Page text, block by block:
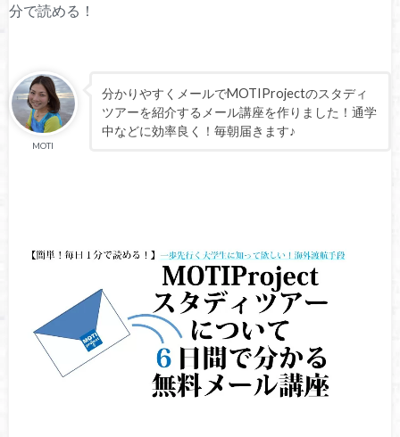
分で読める！
MOTI
分かりやすくメールでMOTIProjectのスタディ
ツアーを紹介するメール講座を作りました！通学
中などに効率良く！毎朝届きます♪